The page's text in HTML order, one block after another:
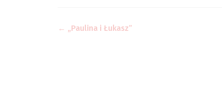
Zobacz wpisy
← „Paulina i Łukasz”